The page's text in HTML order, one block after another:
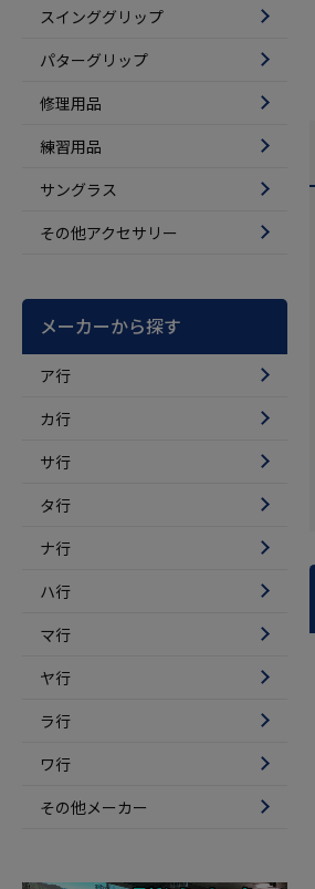
スインググリップ
パターグリップ
修理用品
練習用品
サングラス
その他アクセサリー
メーカーから探す
ア行
カ行
サ行
タ行
ナ行
ハ行
マ行
ヤ行
ラ行
ワ行
その他メーカー